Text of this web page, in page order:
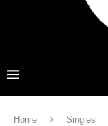
Home Singles